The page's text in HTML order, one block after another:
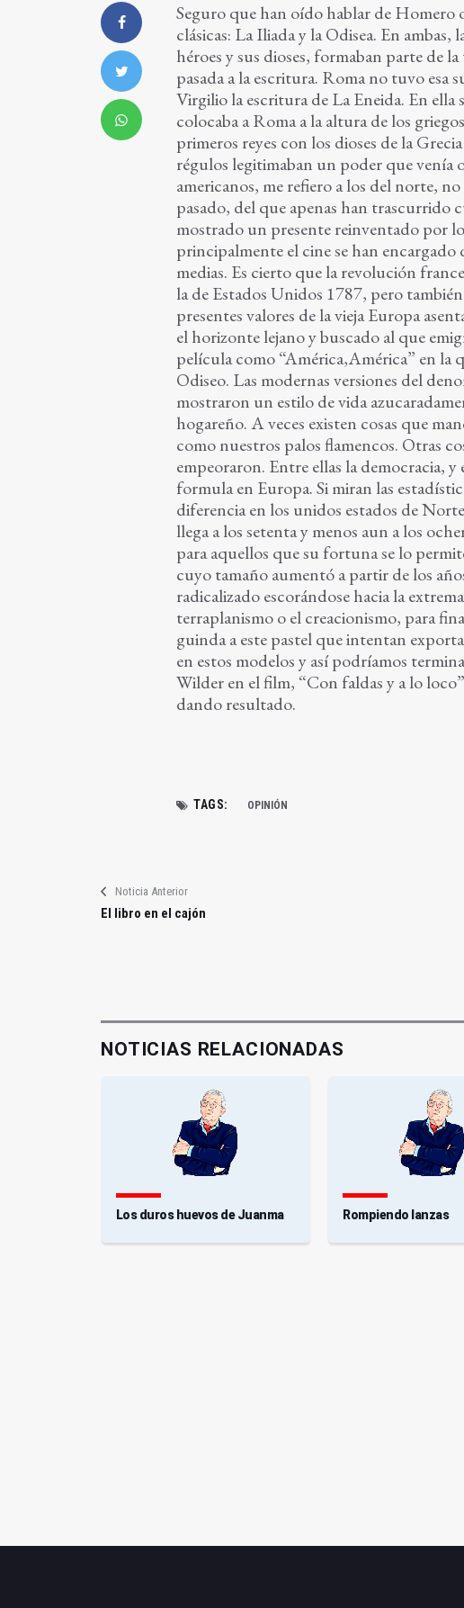
Seguro que han oído hablar de Homero
clásicas: La Iliada y la Odisea. En ambas,
héroes y sus dioses, formaban parte de
pasada a la escritura. Roma no tuvo
Virgilio la escritura de La Eneida. En
colocaba a Roma a la altura de los
primeros reyes con los dioses de la
régulos legitimaban un poder que venía
americanos, me refiero a los del norte,
pasado, del que apenas han trascurrido
mostrado un presente reinventado por
principalmente el cine se han
medias. Es cierto que la revolución
la de Estados Unidos 1787, pero
presentes valores de la vieja Europa
el horizonte lejano y buscado al que
película como “América,América” en la
Odiseo. Las modernas versiones del
mostraron un estilo de vida
hogareño. A veces existen cosas que
como nuestros palos flamencos. Otras
empeoraron. Entre ellas la democracia,
formula en Europa. Si miran las
diferencia en los unidos estados de
llega a los setenta y menos aun a los
para aquellos que su fortuna se lo
cuyo tamaño aumentó a partir de los
radicalizado escorándose hacia la
terraplanismo o el creacionismo, para
guinda a este pastel que intentan
en estos modelos y así podríamos
Wilder en el film, “Con faldas y a lo
dando resultado.
TAGS: OPINIÓN
Noticia Anterior
El libro en el cajón
NOTICIAS RELACIONADAS
Los duros huevos de Juanma Rompiendo lanzas